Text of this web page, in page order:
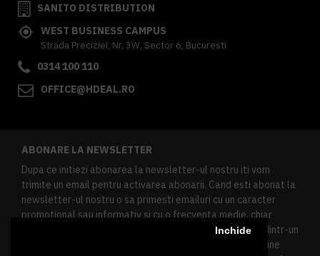
Inchide
SANITO DISTRIBUTION
WEST BUSINESS CAMPUS
Strada Preciziei, Nr, 3W, Sector 6, Bucuresti
0314 100 110
OFFICE@HDEAL.RO
ABONARE LA NEWSLETTER
Dupa ce initiezi abonarea la newsletter-ul nostru iti vom
trimite un email pentru activarea abonarii. Cand esti abonat la
newsletter-ul nostru o sa primesti emailuri cu un caracter
promotional sau informativ si cu o frecventa medie, chiar
redusa. Daca doresti sa te dezabonezi poti urma linkul dintr-un
newsletter primit, daca esti client inregistrat ai o sectiune